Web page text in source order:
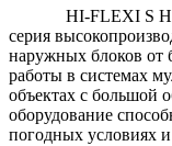
HI-FLEXI S
серия
наружных блоков от
работы в системах
объектах с большой
оборудование
погодных условиях